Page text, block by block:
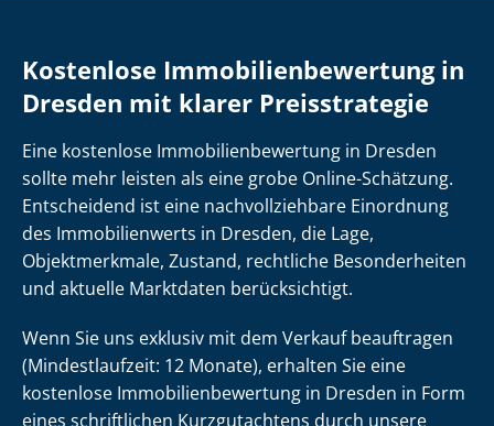
Kostenlose Im­mo­bi­li­en­be­wer­tung in
Dresden mit klarer Preisstrategie
Eine kostenlose Im­mo­bi­li­en­be­wer­tung in Dresden
sollte mehr leisten als eine grobe Online-Schätzung.
Entscheidend ist eine nach­voll­zieh­ba­re Einordnung
des Immobilienwerts in Dresden, die Lage,
Objektmerkmale, Zustand, rechtliche Besonderheiten
und aktuelle Marktdaten berücksichtigt.
Wenn Sie uns exklusiv mit dem Verkauf beauftragen
(Mindestlaufzeit: 12 Monate), erhalten Sie eine
kostenlose Im­mo­bi­li­en­be­wer­tung in Dresden in Form
eines schriftlichen Kurzgutachtens durch unsere